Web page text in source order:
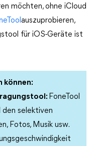
möchten, ohne iCloud
auszuprobieren,
für iOS-Geräte ist
können:
FoneTool
den selektiven
Fotos, Musik usw.